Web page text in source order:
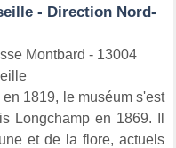
- Direction Nord-
Montbard - 13004
en 1819, le muséum s'est
Longchamp en 1869. Il
et de la flore, actuels